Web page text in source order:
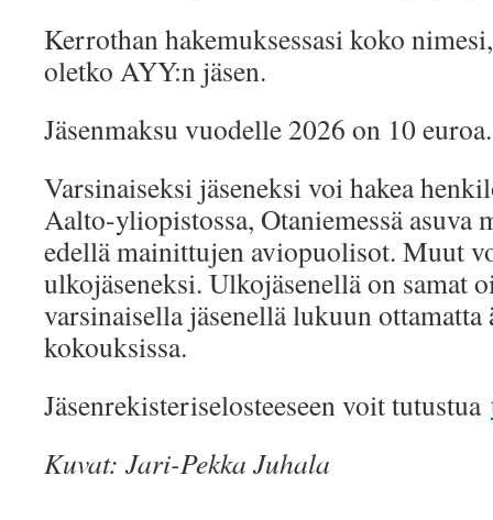
Kerrothan hakemuksessasi koko
oletko AYY:n jäsen.
Jäsenmaksu vuodelle 2026 on 10 euroa.
Varsinaiseksi jäseneksi voi hakea
Aalto-yliopistossa, Otaniemessä asuva
edellä mainittujen aviopuolisot. Muut
ulkojäseneksi. Ulkojäsenellä on samat
varsinaisella jäsenellä lukuun
kokouksissa.
Jäsenrekisteriselosteeseen voit tutustua
Kuvat: Jari-Pekka Juhala